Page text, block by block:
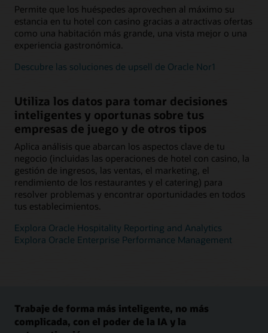
Permite que los huéspedes aprovechen al máximo su
estancia en tu hotel con casino gracias a atractivas ofertas
como una habitación más grande, una vista mejor o una
experiencia gastronómica.
Descubre las soluciones de upsell de Oracle Nor1
Utiliza los datos para tomar decisiones
inteligentes y oportunas sobre tus
empresas de juego y de otros tipos
Aplica análisis que abarcan los aspectos clave de tu
negocio (incluidas las operaciones de hotel con casino, la
gestión de ingresos, las ventas, el marketing, el
rendimiento de los restaurantes y el catering) para
resolver problemas y encontrar oportunidades en todos
tus establecimientos.
Explora Oracle Hospitality Reporting and Analytics
Explora Oracle Enterprise Performance Management
Trabaje de forma más inteligente, no más
complicada, con el poder de la IA y la